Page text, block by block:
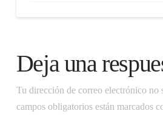
Deja una
Tu dirección de correo electrónico no
campos obligatorios están marcados